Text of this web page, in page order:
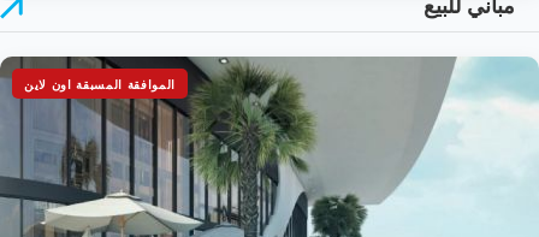
الموافقة المسبقة اون لاين